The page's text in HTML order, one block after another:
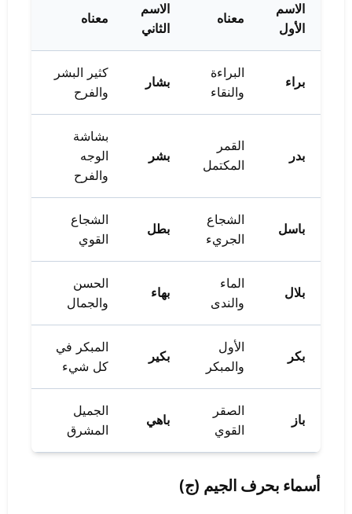
الاسم
الأول
معناه
الاسم
الثاني
معناه
براء
البراءة
والنقاء
بشار
كثير البشر
والفرح
بدر
القمر
المكتمل
بشر
بشاشة
الوجه
والفرح
باسل
الشجاع
الجريء
بطل
الشجاع
القوي
بلال
الماء
والندى
بهاء
الحسن
والجمال
بكر
الأول
والمبكر
بكير
المبكر في
كل شيء
باز
الصقر
القوي
باهي
الجميل
المشرق
أسماء بحرف الجيم (ج)